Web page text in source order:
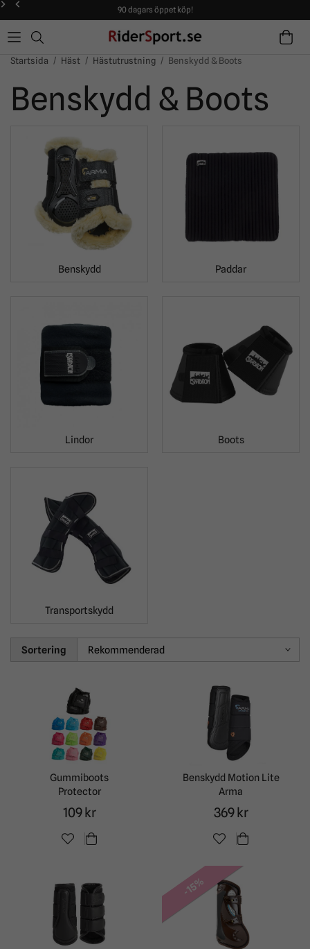
90 dagars öppet köp!
Alltid snabba leveranser!
Fri frakt från 599:-
90 dagars öppet köp!
Startsida / Häst / Hästutrustning / Benskydd & Boots
Benskydd & Boots
Benskydd Paddar
Lindor Boots
Transportskydd
Sortering
Gummiboots
Protector
109 kr
Benskydd Motion Lite
Arma
369 kr
-15%